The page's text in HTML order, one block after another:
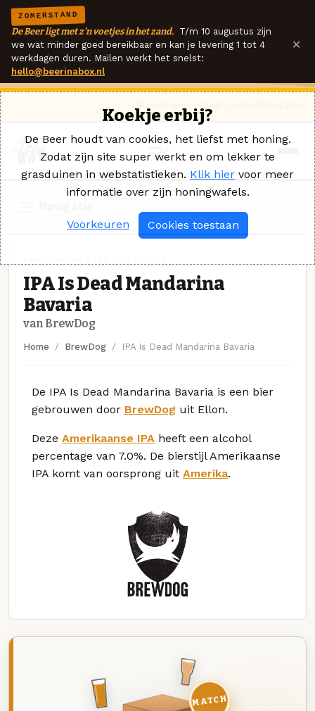
ZOMERSTAND
De Beer ligt met z'n voetjes in het zand. T/m 10 augustus zijn
we wat minder goed bereikbaar en kan je levering 1 tot 4
werkdagen duren. Mailen werkt het snelst:
hello@beerinabox.nl
×
IPA Is Dead Mandarina
Bavaria
van BrewDog
Home BrewDog IPA Is Dead Mandarina Bavaria
De IPA Is Dead Mandarina Bavaria is een bier
gebrouwen door BrewDog uit Ellon.
Deze Amerikaanse IPA heeft een alcohol
percentage van 7.0%. De bierstijl Amerikaanse
IPA komt van oorsprong uit Amerika.
MATCH
Koekje erbij?
De Beer houdt van cookies, het liefst met honing.
Zodat zijn site super werkt en om lekker te
grasduinen in webstatistieken. Klik hier voor meer
informatie over zijn honingwafels.
Voorkeuren Cookies toestaan